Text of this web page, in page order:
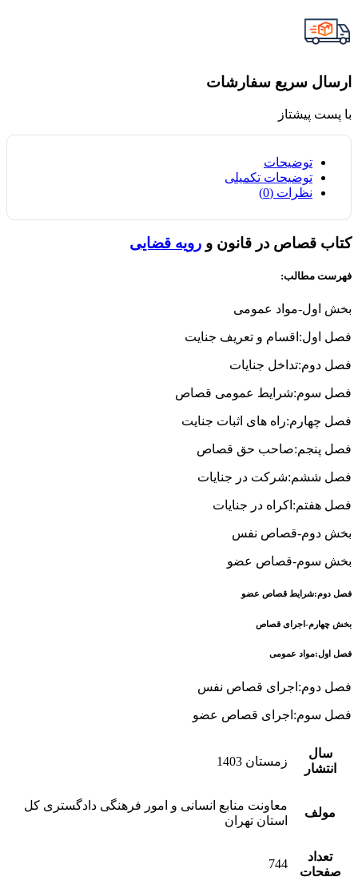
ارسال سریع سفارشات
با پست پیشتاز
توضیحات
توضیحات تکمیلی
نظرات (0)
کتاب قصاص در قانون و رویه قضایی
فهرست مطالب:
بخش اول-مواد عمومی
فصل اول:اقسام و تعریف جنایت
فصل دوم:تداخل جنایات
فصل سوم:شرایط عمومی قصاص
فصل چهارم:راه های اثبات جنایت
فصل پنجم:صاحب حق قصاص
فصل ششم:شرکت در جنایات
فصل هفتم:اکراه در جنایات
بخش دوم-قصاص نفس
بخش سوم-قصاص عضو
فصل دوم:شرایط قصاص عضو
بخش چهارم-اجرای قصاص
فصل اول:مواد عمومی
فصل دوم:اجرای قصاص نفس
فصل سوم:اجرای قصاص عضو
سال
انتشار
زمستان 1403
مولف
معاونت منابع انسانی و امور فرهنگی دادگستری کل
استان تهران
تعداد
صفحات
744